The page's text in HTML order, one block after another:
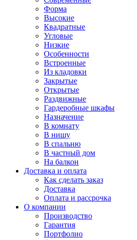
Форма
Высокие
Квадратные
Угловые
Низкие
Особенности
Встроенные
Из кладовки
Закрытые
Открытые
Раздвижные
Гардеробные шкафы
Назначение
В комнату
В нишу
В спальню
В частный дом
На балкон
Доставка и оплата
Как сделать заказ
Доставка
Оплата и рассрочка
О компании
Производство
Гарантия
Портфолио